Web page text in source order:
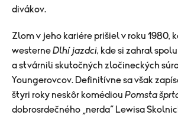
divákov.
Zlom v jeho kariére prišiel v roku 1980,
westerneDlhí jazdci, kde si zahral
a stvárnili skutočných zločineckých
Youngerovcov. Definitívne sa však
štyri roky neskôr komédiou Pomsta
dobrosrdečného „nerda“ Lewisa